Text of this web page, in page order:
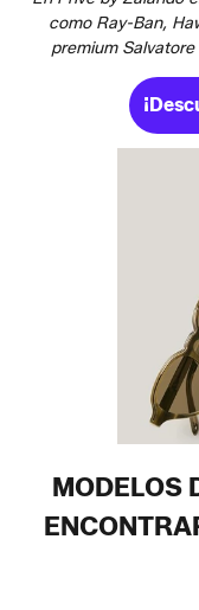
como Ray-Ban,
premium
MODELOS